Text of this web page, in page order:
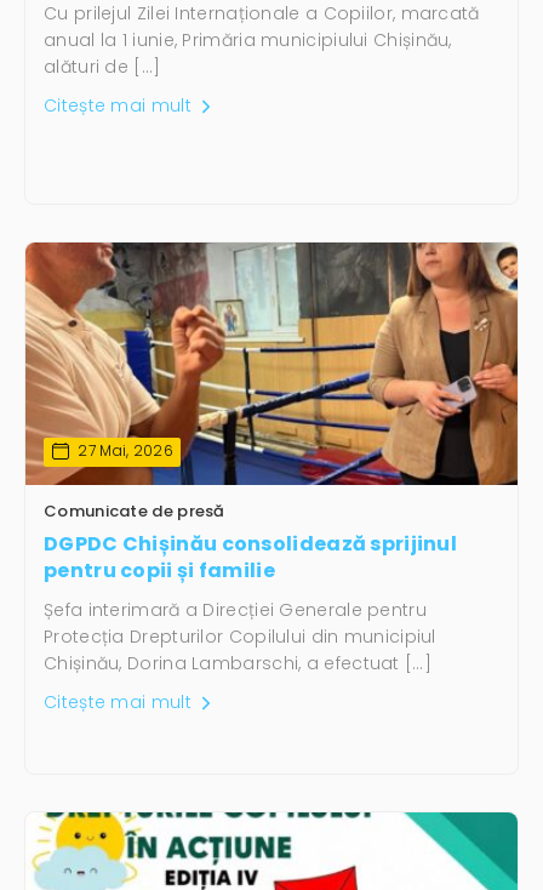
Cu prilejul Zilei Internaționale a Copiilor, marcată
anual la 1 iunie, Primăria municipiului Chișinău,
alături de […]
Citește mai mult
27 Mai, 2026
Comunicate de presă
DGPDC Chișinău consolidează sprijinul
pentru copii și familie
Șefa interimară a Direcției Generale pentru
Protecția Drepturilor Copilului din municipiul
Chișinău, Dorina Lambarschi, a efectuat […]
Citește mai mult